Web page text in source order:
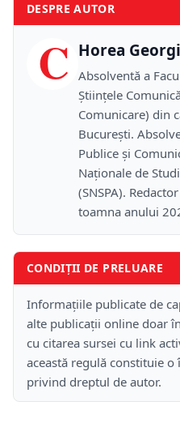
DESPRE AUTOR
C Horea
Absolventă a
Științele
Comunicare) din
București.
Publice și
Naţionale de
(SNSPA).
toamna anului
CONDIȚII DE PRELUARE
Informațiile publicate de
alte publicații online doar
cu citarea sursei cu link
această regulă constituie
privind dreptul de autor.